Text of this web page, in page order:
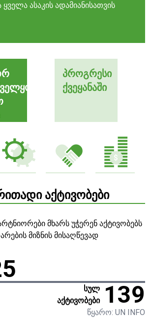
ასაკის ადამიანისათვის
პროგრესი
ქვეყანაში
აქტივობები
მხარს უჭერენ აქტივობებს
მიზნის მისაღწევად
სულ
აქტივობები
139
წყარო: UN INFO